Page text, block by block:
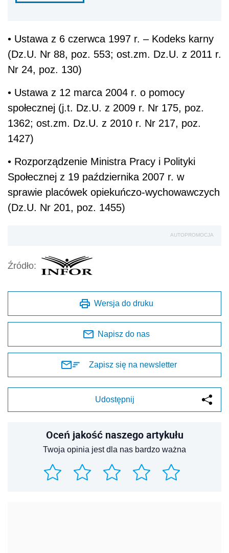
• Ustawa z 6 czerwca 1997 r. – Kodeks karny
(Dz.U. Nr 88, poz. 553; ost.zm. Dz.U. z 2011 r.
Nr 24, poz. 130)
• Ustawa z 12 marca 2004 r. o pomocy
społecznej (j.t. Dz.U. z 2009 r. Nr 175, poz.
1362; ost.zm. Dz.U. z 2010 r. Nr 217, poz.
1427)
• Rozporządzenie Ministra Pracy i Polityki
Społecznej z 19 października 2007 r. w
sprawie placówek opiekuńczo-wychowawczych
(Dz.U. Nr 201, poz. 1455)
AUTOPROMOCJA
Źródło:
Wersja do druku
Napisz do nas
Zapisz się na newsletter
Udostępnij
Oceń jakość naszego artykułu
Twoja opinia jest dla nas bardzo ważna